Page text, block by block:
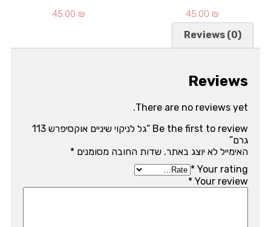
45.00 ₪
45.00 ₪
Reviews (0)
Reviews
There are no reviews yet.
Be the first to review “גל לניקוי שיניים אוקסיפרש 113
גרם”
האימייל לא יוצג באתר. שדות החובה מסומנים *
Your rating
*
Your review
*